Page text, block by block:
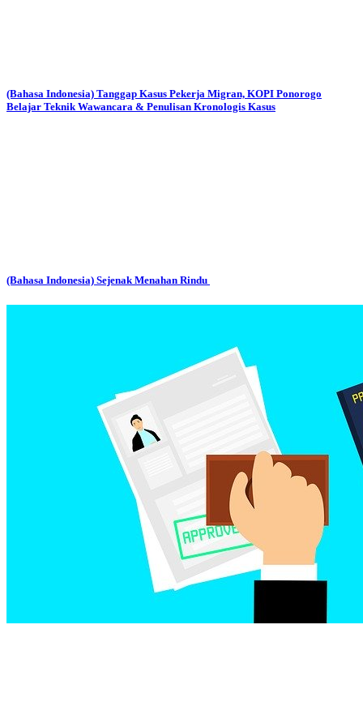
(Bahasa Indonesia) Tanggap Kasus Pekerja Migran, KOPI Ponorogo
Belajar Teknik Wawancara & Penulisan Kronologis Kasus
(Bahasa Indonesia) Sejenak Menahan Rindu